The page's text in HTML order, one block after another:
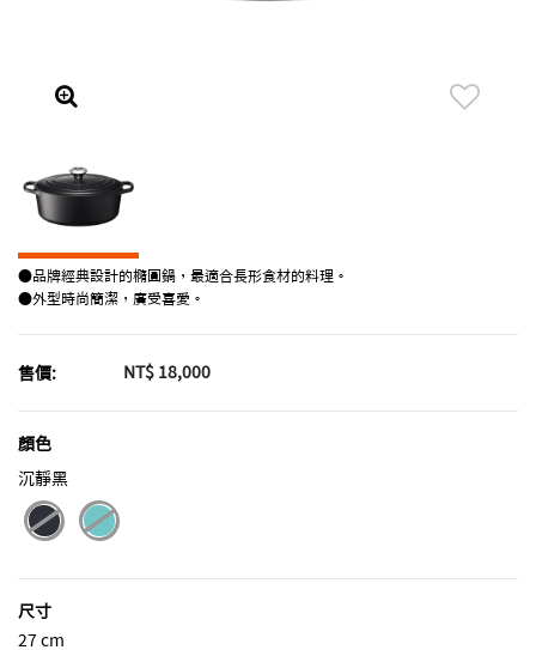
●品牌經典設計的橢圓鍋，最適合長形食材的料理。
●外型時尚簡潔，廣受喜愛。
售價: NT$ 18,000
顏色
沉靜黑
尺寸
27 cm